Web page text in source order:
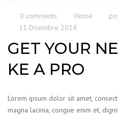
0 comments Home
11 Dicembre 2014
GET YOUR
KE A PRO
Lorem ipsum dolor sit amet,
magna lacinia, congue enim et,